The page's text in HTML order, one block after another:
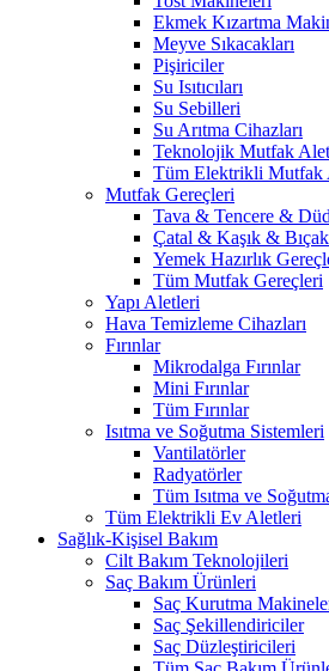
Ekmek Kızartma
Meyve Sıkacakları
Pişiriciler
Su Isıtıcıları
Su Sebilleri
Su Arıtma Cihazları
Teknolojik Mutfak
Tüm Elektrikli Mutfak
Mutfak Gereçleri
Tava & Tencere &
Çatal & Kaşık & Bıçak
Yemek Hazırlık
Tüm Mutfak Gereçleri
Yapı Aletleri
Hava Temizleme Cihazları
Fırınlar
Mikrodalga Fırınlar
Mini Fırınlar
Tüm Fırınlar
Isıtma ve Soğutma Sistemleri
Vantilatörler
Radyatörler
Tüm Isıtma ve
Tüm Elektrikli Ev Aletleri
Sağlık-Kişisel Bakım
Cilt Bakım Teknolojileri
Saç Bakım Ürünleri
Saç Kurutma
Saç Şekillendiriciler
Saç Düzleştiricileri